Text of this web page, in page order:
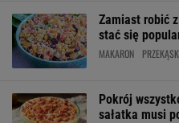
Zamiast robić
stać się
MAKARON
Pokrój
sałatka musi